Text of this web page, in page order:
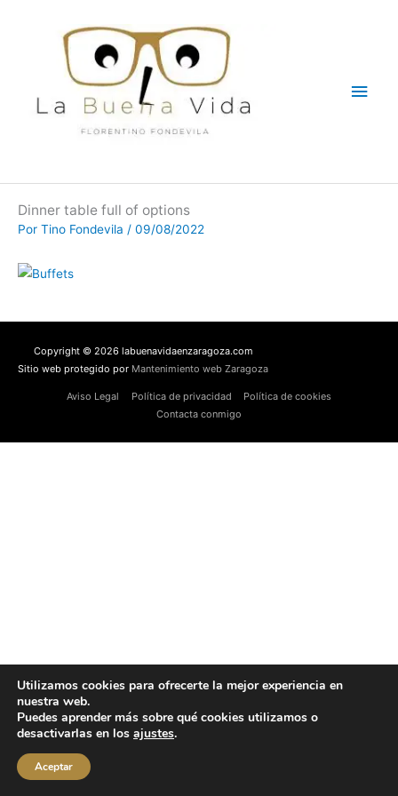
Dinner table full of options
Por Tino Fondevila / 09/08/2022
Copyright © 2026 labuenavidaenzaragoza.com
Sitio web protegido por Mantenimiento web Zaragoza
Aviso Legal Política de privacidad
Política de cookies
Contacta conmigo
Utilizamos cookies para ofrecerte la mejor experiencia en
nuestra web.
Puedes aprender más sobre qué cookies utilizamos o
desactivarlas en los ajustes.
Aceptar